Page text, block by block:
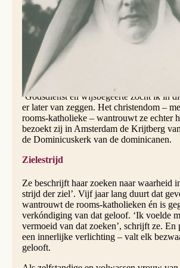
Judith krijgt een goede opvoeding, tot en
toenmalige HBS. Ze leeft blijmoedig en
met een grote groep vriendinnen. In hun
bezoeken zij kerkgebouwen van diverse
kerkgenootschappen, maar hebben ze ook
socialisten als Henriëtte Roland Holst,
en Domela Nieuwenhuis.
‘Godsdienst en wijsbegeerte zocht ik in
er later van zeggen. Het christendom –
rooms-katholieke – wantrouwt ze echter
bezoekt zij in Amsterdam de Krijtberg
de Dominicuskerk van de dominicanen.
Zielestrijd
Ze beschrijft haar zoeken naar waarheid
strijd der ziel’. Vijf jaar lang duurt dat
wantrouwt de rooms-katholieken én is
verkóndiging van dat geloof. ‘Ik voelde
vermoeid van dat zoeken’, schrijft ze. En
een innerlijke verlichting – valt elk
gelooft.